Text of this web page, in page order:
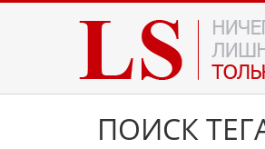
ПОИСК